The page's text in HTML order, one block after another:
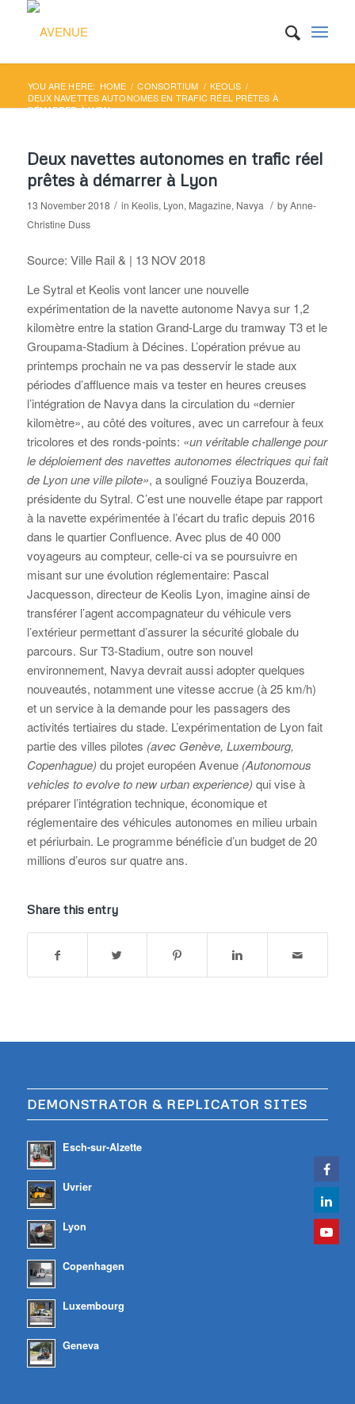
YOU ARE HERE: HOME / CONSORTIUM / KEOLIS /
DEUX NAVETTES AUTONOMES EN TRAFIC RÉEL PRÊTES À
DÉMARRER À LYON
Deux navettes autonomes en trafic réel
prêtes à démarrer à Lyon
13 November 2018 / in Keolis, Lyon, Magazine, Navya / byAnne-
Christine Duss
Source: Ville Rail & | 13 NOV 2018
Le Sytral et Keolis vont lancer une nouvelle
expérimentation de la navette autonome Navya sur 1,2
kilomètre entre la station Grand-Large du tramway T3 et le
Groupama-Stadium à Décines. L’opération prévue au
printemps prochain ne va pas desservir le stade aux
périodes d’affluence mais va tester en heures creuses
l’intégration de Navya dans la circulation du «dernier
kilomètre», au côté des voitures, avec un carrefour à feux
tricolores et des ronds-points: «un véritable challenge pour
le déploiement des navettes autonomes électriques qui fait
de Lyon une ville pilote», a souligné Fouziya Bouzerda,
présidente du Sytral. C’est une nouvelle étape par rapport
à la navette expérimentée à l’écart du trafic depuis 2016
dans le quartier Confluence. Avec plus de 40 000
voyageurs au compteur, celle-ci va se poursuivre en
misant sur une évolution réglementaire: Pascal
Jacquesson, directeur de Keolis Lyon, imagine ainsi de
transférer l’agent accompagnateur du véhicule vers
l’extérieur permettant d’assurer la sécurité globale du
parcours. Sur T3-Stadium, outre son nouvel
environnement, Navya devrait aussi adopter quelques
nouveautés, notamment une vitesse accrue (à 25 km/h)
et un service à la demande pour les passagers des
activités tertiaires du stade. L’expérimentation de Lyon fait
partie des villes pilotes (avec Genève, Luxembourg,
Copenhague) du projet européen Avenue (Autonomous
vehicles to evolve to new urban experience) qui vise à
préparer l’intégration technique, économique et
réglementaire des véhicules autonomes en milieu urbain
et périurbain. Le programme bénéficie d’un budget de 20
millions d’euros sur quatre ans.
Share this entry
DEMONSTRATOR & REPLICATOR SITES
Esch-sur-Alzette
Uvrier
Lyon
Copenhagen
Luxembourg
Geneva